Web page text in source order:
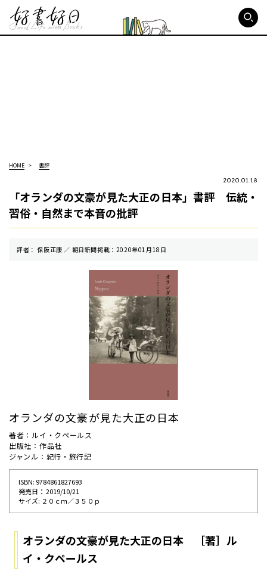
HOME 書評
2020.01.18
「オランダの文豪が見た大正の日本」書評 伝統・
習俗・自然まで本音の批評
評者： 保阪正康 ／ 朝⽇新聞掲載：2020年01月18日
オランダの文豪が見た大正の日本
著者：ルイ・クペールス
出版社：作品社
ジャンル：紀行・旅行記
ISBN: 9784861827693
発売⽇： 2019/10/21
サイズ: ２０ｃｍ／３５０ｐ
オランダの文豪が見た大正の日本 ［著］ル
イ・クペールス